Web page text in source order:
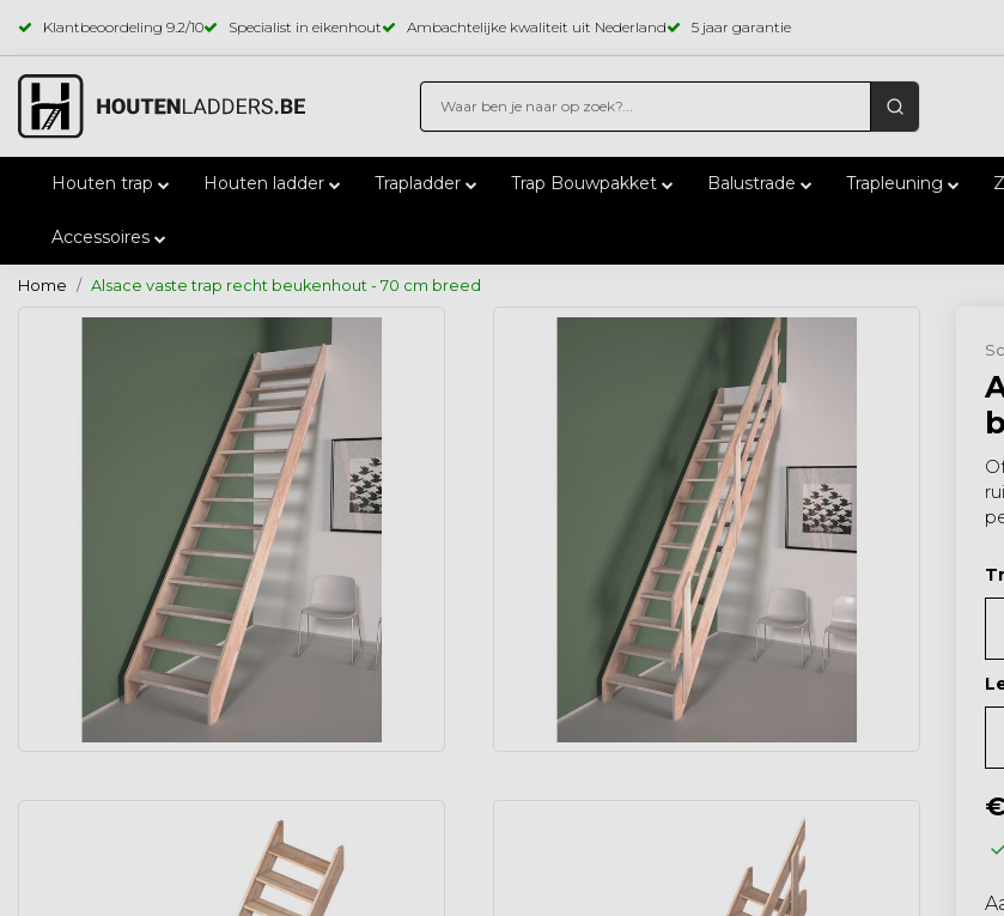
Klantbeoordeling 9.2/10 Specialist in eikenhout Ambachtelijke kwaliteit uit Nederland 5 jaar garantie
Houten trap Houten ladder Trapladder Trap Bouwpakket Balustrade Trapleuning
Accessoires
Home Alsace vaste trap recht beukenhout - 70 cm breed